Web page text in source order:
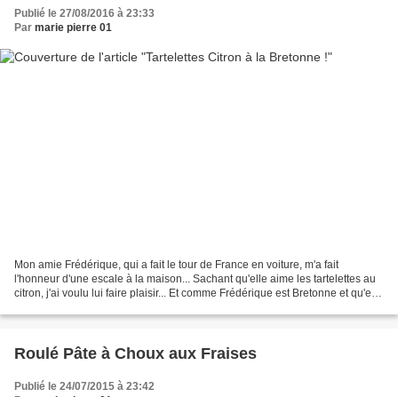
Publié le 27/08/2016 à 23:33
Par marie pierre 01
Mon amie Frédérique, qui a fait le tour de France en voiture, m'a fait
l'honneur d'une escale à la maison... Sachant qu'elle aime les tartelettes au
citron, j'ai voulu lui faire plaisir... Et comme Frédérique est Bretonne et qu'elle
Roulé Pâte à Choux aux Fraises
Publié le 24/07/2015 à 23:42